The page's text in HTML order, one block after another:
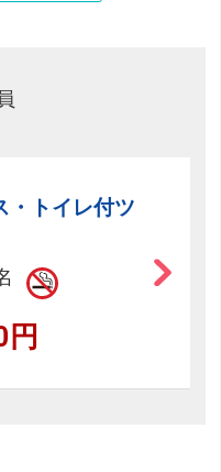
・トイレ付ツ